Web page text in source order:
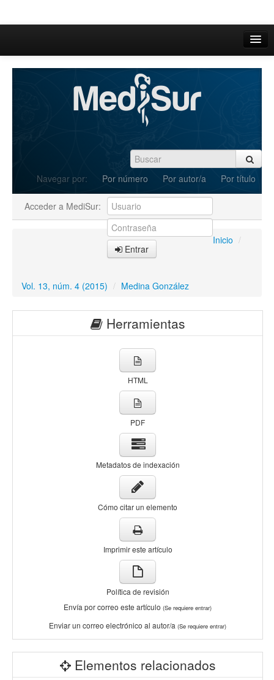
Inicio
Actual
Archivos
Navegar por: Por número Por autor/a Por título
Acceder a MediSur:
Entrar
Inicio /
Vol. 13, núm. 4 (2015) / Medina González
Herramientas
HTML
PDF
Metadatos de indexación
Cómo citar un elemento
Imprimir este artículo
Política de revisión
Envía por correo este artículo (Se requiere entrar)
Enviar un correo electrónico al autor/a (Se requiere entrar)
Elementos relacionados